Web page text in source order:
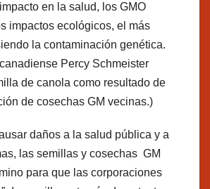
en la salud, los GMO
impactos ecológicos, el más
la contaminación genética.
Percy Schmeister
de canola como resultado de
de cosechas GM vecinas.)
daños a la salud pública y a
las semillas y cosechas GM
para que las corporaciones